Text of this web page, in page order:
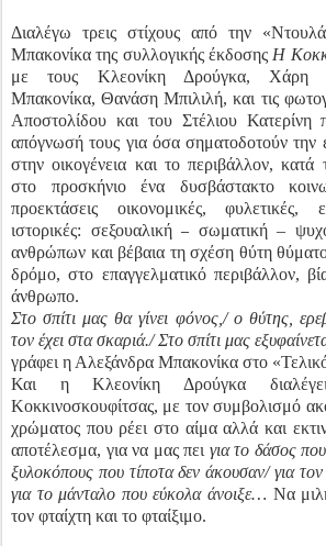
Διαλέγω τρεις στίχους από την
Μπακονίκα της συλλογικής έκδοσης Η
με τους Κλεονίκη Δρούγκα, Χάρη
Μπακονίκα, Θανάση Μπιλιλή, και τις
Αποστολίδου και του Στέλιου Κατερίνη
απόγνωσή τους για όσα σηματοδοτούν
στην οικογένεια και το περιβάλλον, κατά
στο προσκήνιο ένα δυσβάστακτο
προεκτάσεις οικονομικές, φυλετικές,
ιστορικές: σεξουαλική– σωματική –
ανθρώπων και βέβαια τη σχέση θύτη
δρόμο, στο επαγγελματικό περιβάλλον,
άνθρωπο.
Στο σπίτι μας θα γίνει φόνος,/ ο θύτης,
τον έχει στα σκαριά./ Στο σπίτι μας
γράφει η Αλεξάνδρα Μπακονίκα στο
Και η Κλεονίκη Δρούγκα
Κοκκινοσκουφίτσας, με τον συμβολισμό
χρώματος που ρέει στο αίμα αλλά και
αποτέλεσμα, για να μας πει για το δάσος
ξυλοκόπους που τίποτα δεν άκουσαν/ για
για το μάνταλο που εύκολα άνοιξε… Να
τον φταίχτη και το φταίξιμο.